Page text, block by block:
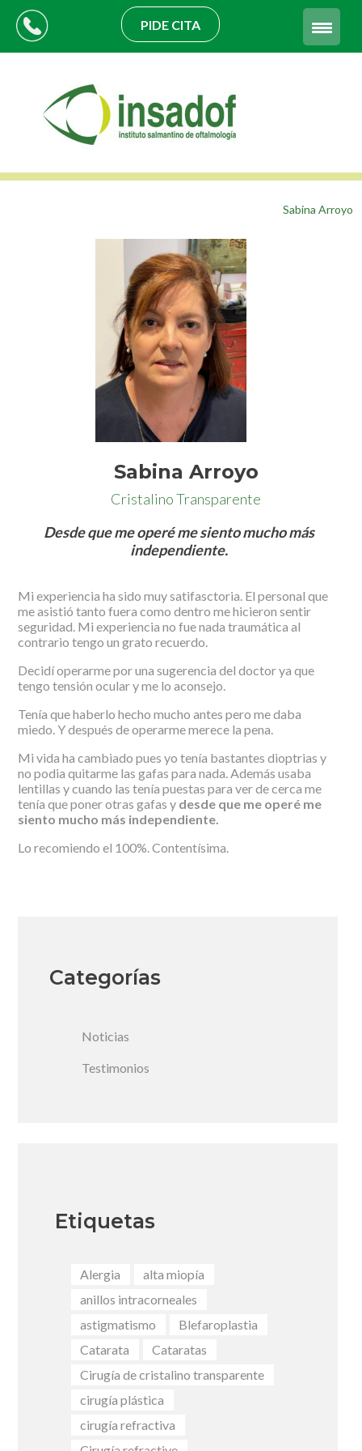
PIDE CITA
Sabina Arroyo
Sabina Arroyo
Cristalino Transparente
Desde que me operé me siento mucho más
independiente.
Mi experiencia ha sido muy satifasctoria. El personal que
me asistió tanto fuera como dentro me hicieron sentir
seguridad. Mi experiencia no fue nada traumática al
contrario tengo un grato recuerdo.
Decidí operarme por una sugerencia del doctor ya que
tengo tensión ocular y me lo aconsejo.
Tenía que haberlo hecho mucho antes pero me daba
miedo. Y después de operarme merece la pena.
Mi vida ha cambiado pues yo tenía bastantes dioptrias y
no podia quitarme las gafas para nada. Además usaba
lentillas y cuando las tenía puestas para ver de cerca me
tenía que poner otras gafas y desde que me operé me
siento mucho más independiente.
Lo recomiendo el 100%. Contentísima.
Categorías
Noticias
Testimonios
Etiquetas
Alergia
alta miopía
anillos intracorneales
astigmatismo
Blefaroplastia
Catarata
Cataratas
Cirugía de cristalino transparente
cirugía plástica
cirugía refractiva